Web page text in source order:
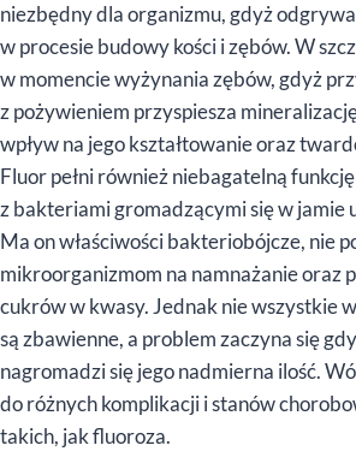
niezbędny dla organizmu, gdyż
w procesie budowy kości i zębów. W
w momencie wyżynania zębów, gdyż
z pożywieniem przyspiesza
wpływ na jego kształtowanie oraz
Fluor pełni również niebagatelną
z bakteriami gromadzącymi się w jamie
Ma on właściwości bakteriobójcze, nie
mikroorganizmom na namnażanie oraz
cukrów w kwasy. Jednak nie wszystkie
są zbawienne, a problem zaczyna się
nagromadzi się jego nadmierna ilość.
do różnych komplikacji i stanów
takich, jak fluoroza.